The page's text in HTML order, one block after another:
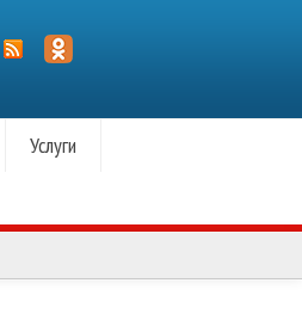
Услуги